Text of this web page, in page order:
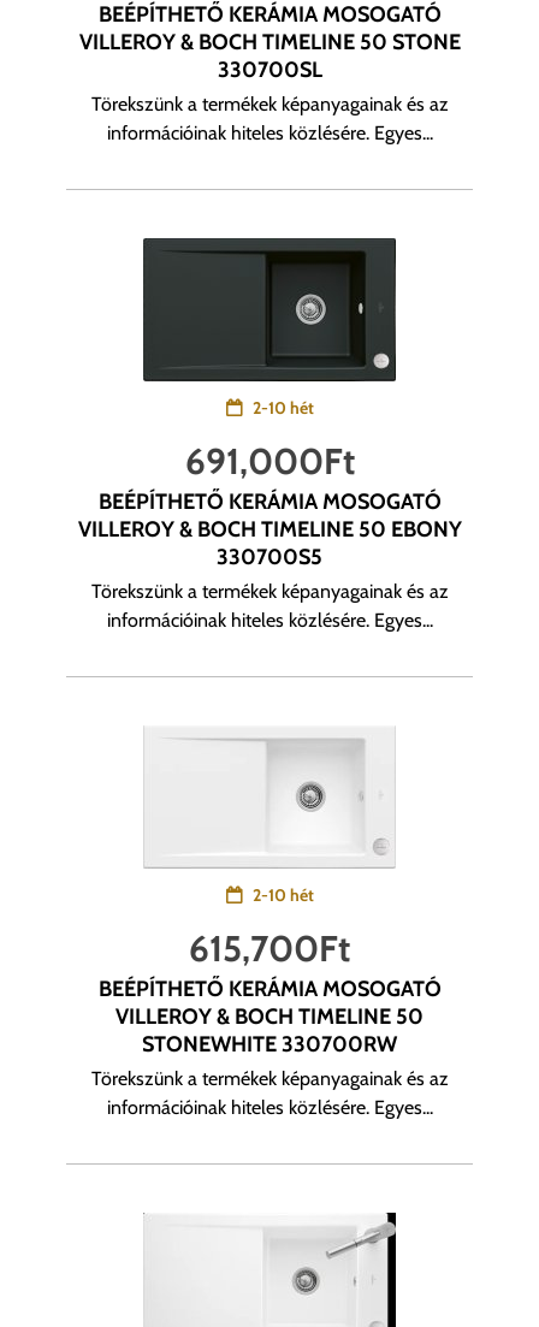
BEÉPÍTHETŐ KERÁMIA MOSOGATÓ
VILLEROY & BOCH TIMELINE 50 STONE
330700SL
Törekszünk a termékek képanyagainak és az
információinak hiteles közlésére. Egyes...
2-10 hét
691,000Ft
BEÉPÍTHETŐ KERÁMIA MOSOGATÓ
VILLEROY & BOCH TIMELINE 50 EBONY
330700S5
Törekszünk a termékek képanyagainak és az
információinak hiteles közlésére. Egyes...
2-10 hét
615,700Ft
BEÉPÍTHETŐ KERÁMIA MOSOGATÓ
VILLEROY & BOCH TIMELINE 50
STONEWHITE 330700RW
Törekszünk a termékek képanyagainak és az
információinak hiteles közlésére. Egyes...